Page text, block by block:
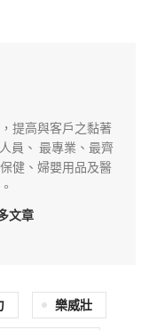
提高與客戶之黏著
員、 最專業、最齊
健、婦嬰用品及醫
文章
樂威壯